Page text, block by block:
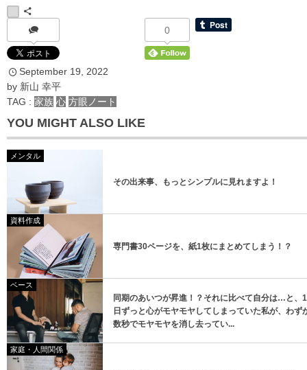
メールアドレス
0
September 19,2022
by 新山 幸平
TAG : 家族 心 方眼ノート
YOU MIGHT ALSO LIKE
メンタル
その出来事、もっとシンプルに見れますよ！
資料作成
専門書30ページを、紙1枚にまとめてしまう！？
ベース
同期のあいつが昇進！？それに比べて自分は…と、1
日ずっと心がモヤモヤしてしまっていた私が、わず
数秒でモヤモヤを消し去ってい...
家庭・人間関係